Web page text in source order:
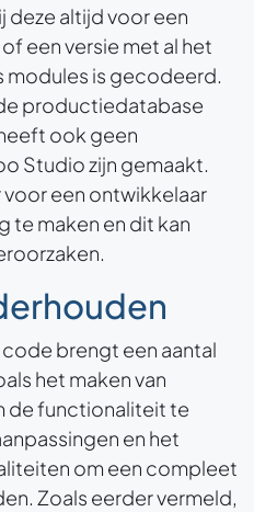
altijd voor een
een versie met al het
modules is gecodeerd.
productiedatabase
ook geen
Studio zijn gemaakt.
een ontwikkelaar
te maken en dit kan
brengt een aantal
het maken van
de functionaliteit te
en het
om een compleet
Zoals eerder vermeld,